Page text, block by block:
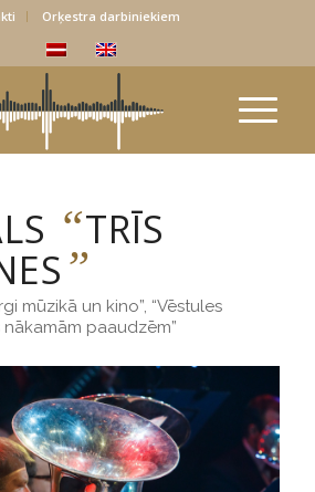
Orķestra darbiniekiem
“TRĪS
”
mūzikā un kino”, “Vēstules
nākamām paaudzēm”